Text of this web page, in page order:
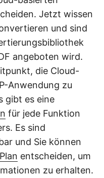
Jetzt wissen
und sind
angeboten wird.
die Cloud-
Anwendung zu
gibt es eine
für jede Funktion
Es sind
und Sie können
entscheiden, um
zu erhalten.